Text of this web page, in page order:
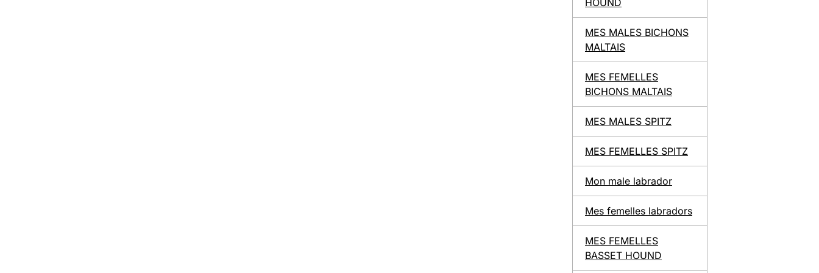
HOUND
MES MALES BICHONS
MALTAIS
MES FEMELLES
BICHONS MALTAIS
MES MALES SPITZ
MES FEMELLES SPITZ
Mon male labrador
Mes femelles labradors
MES FEMELLES
BASSET HOUND